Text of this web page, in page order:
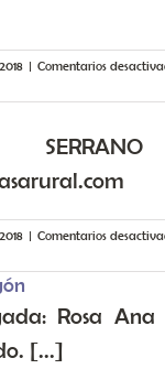
| Comentarios
| Comentarios
Rosa
[...]